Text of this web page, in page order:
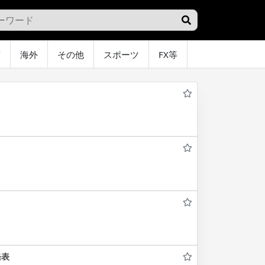
海外 その他 スポーツ FX等